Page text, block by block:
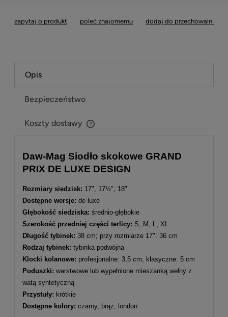
zapytaj o produkt poleć znajomemu dodaj do przechowalni
Opis
Bezpieczeństwo
Koszty dostawy
Daw-Mag Siodło skokowe GRAND
PRIX DE LUXE DESIGN
Rozmiary siedzisk: 17", 17½", 18"
Dostępne wersje: de luxe
Głębokość siedziska: średnio-głębokie
Szerokość przedniej części terlicy: S, M, L, XL
Długość tybinek: 38 cm; przy rozmiarze 17": 36 cm
Rodzaj tybinek: tybinka podwójna
Klocki kolanowe: profesjonalne: 3,5 cm, klasyczne: 5 cm
Poduszki: warstwowe lub wypełnione mieszanką wełny z
watą syntetyczną
Przystuły: krótkie
Dostępne kolory: czarny, brąz, london